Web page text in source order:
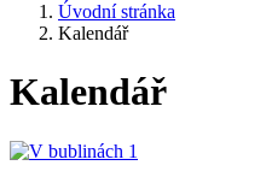
Úvodní stránka
Kalendář
Kalendář